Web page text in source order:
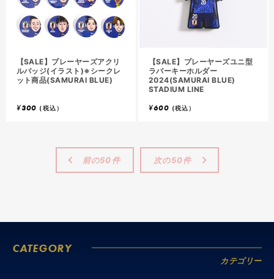
【SALE】プレーヤーズアクリ
ルバッジ(イラスト)※シークレ
ット商品(SAMURAI BLUE)
¥300 (税込）
【SALE】プレーヤーズユニ型
ラバーキーホルダー
2024(SAMURAI BLUE)
STADIUM LINE
¥600 (税込）
前の50件 次の50件
CATEGORY
カテゴリー